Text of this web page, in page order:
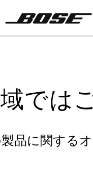
では
品に関する